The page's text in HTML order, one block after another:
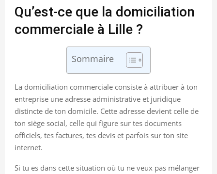
Qu’est-ce que la domiciliation
commerciale à Lille ?
Sommaire
La domiciliation commerciale consiste à attribuer à ton
entreprise une adresse administrative et juridique
distincte de ton domicile. Cette adresse devient celle de
ton siège social, celle qui figure sur tes documents
officiels, tes factures, tes devis et parfois sur ton site
internet.
Si tu es dans cette situation où tu ne veux pas mélanger